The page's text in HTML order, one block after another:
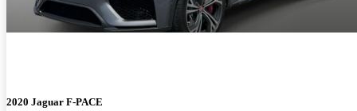
2020 Jaguar F-PACE